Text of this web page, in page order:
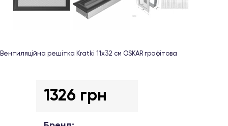
Вентиляційна решітка Kratki 11х32 см OSKAR графітова
1326 грн